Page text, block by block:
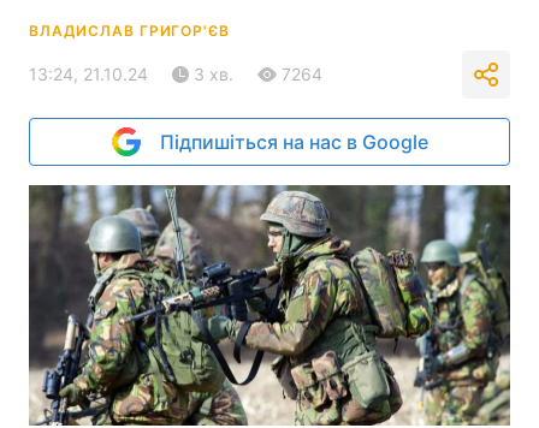
ВЛАДИСЛАВ ГРИГОР'ЄВ
13:24, 21.10.24 3 хв. 7264
Підпишіться на нас в Google